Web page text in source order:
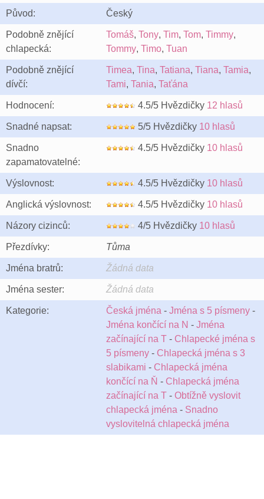
Původ: Český
Podobně znějící
chlapecká:
Tomáš, Tony, Tim, Tom, Timmy,
Tommy, Timo, Tuan
Podobně znějící
dívčí:
Timea, Tina, Tatiana, Tiana, Tamia,
Tami, Tania, Taťána
Hodnocení: 4.5/5 Hvězdičky 12 hlasů
Snadné napsat: 5/5 Hvězdičky 10 hlasů
Snadno
zapamatovatelné:
4.5/5 Hvězdičky 10 hlasů
Výslovnost: 4.5/5 Hvězdičky 10 hlasů
Anglická výslovnost: 4.5/5 Hvězdičky 10 hlasů
Názory cizinců: 4/5 Hvězdičky 10 hlasů
Přezdívky: Tůma
Jména bratrů: Žádná data
Jména sester: Žádná data
Kategorie: Česká jména - Jména s 5 písmeny -
Jména končící na N - Jména
začínající na T - Chlapecké jména s
5 písmeny - Chlapecká jména s 3
slabikami - Chlapecká jména
končící na Ň - Chlapecká jména
začínající na T - Obtížně vyslovit
chlapecká jména - Snadno
vyslovitelná chlapecká jména